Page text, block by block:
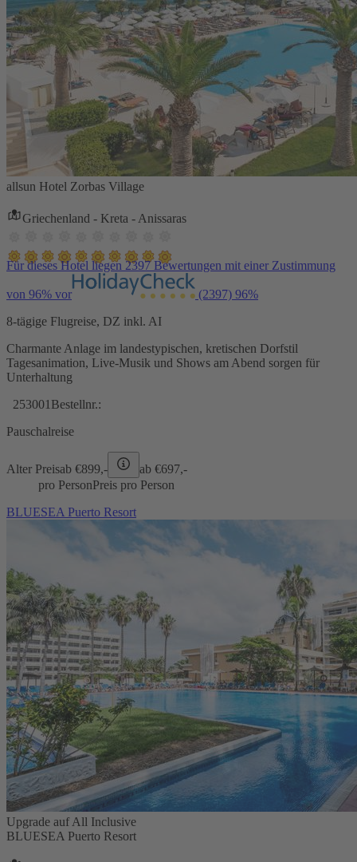
allsun Hotel Zorbas Village
Griechenland - Kreta - Anissaras
Für dieses Hotel liegen 2397 Bewertungen mit einer Zustimmung
von 96% vor (2397) 96%
8-tägige Flugreise, DZ inkl. AI
Charmante Anlage im landestypischen, kretischen Dorfstil
Tagesanimation, Live-Musik und Shows am Abend sorgen für
Unterhaltung
253001 Bestellnr.:
Pauschalreise
Alter Preisab €899,- ab €697,-
pro PersonPreis pro Person
BLUESEA Puerto Resort
Upgrade auf All Inclusive
BLUESEA Puerto Resort